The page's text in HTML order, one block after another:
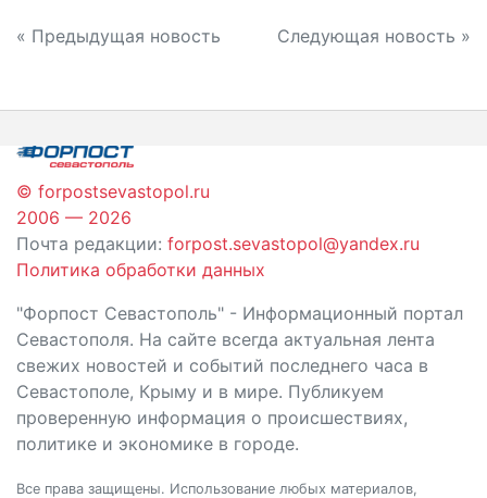
Навигация
записям
« Предыдущая новость Следующая новость »
© forpostsevastopol.ru
2006 — 2026
Почта редакции: forpost.sevastopol@yandex.ru
Политика обработки данных
"Форпост Севастополь" - Информационный портал
Севастополя. На сайте всегда актуальная лента
свежих новостей и событий последнего часа в
Севастополе, Крыму и в мире. Публикуем
проверенную информация о происшествиях,
политике и экономике в городе.
Все права защищены. Использование любых материалов,